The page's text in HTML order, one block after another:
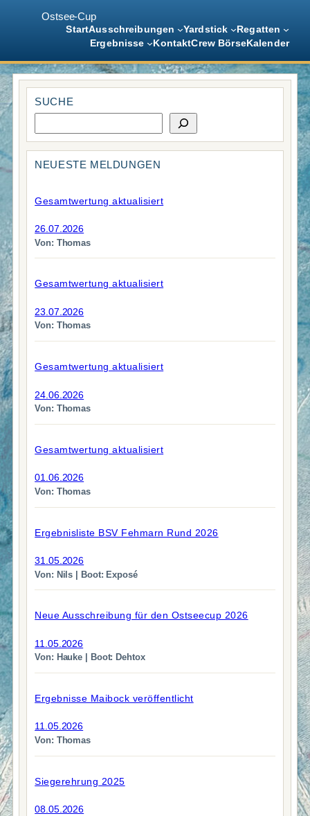
Zum
Inhalt
springen
Ostsee-Cup
StartAusschreibungen Yardstick
Regatten
Ergebnisse
KontaktCrew BörseKalender
SUCHE
u
c
h
NEUESTE MELDUNGEN
Gesamtwertung aktualisiert
26.07.2026
Von: Thomas
Gesamtwertung aktualisiert
23.07.2026
Von: Thomas
Gesamtwertung aktualisiert
24.06.2026
Von: Thomas
Gesamtwertung aktualisiert
01.06.2026
Von: Thomas
Ergebnisliste BSV Fehmarn Rund 2026
31.05.2026
Von: Nils | Boot: Exposé
Neue Ausschreibung für den Ostseecup 2026
11.05.2026
Von: Hauke | Boot: Dehtox
Ergebnisse Maibock veröffentlicht
11.05.2026
Von: Thomas
Siegerehrung 2025
08.05.2026